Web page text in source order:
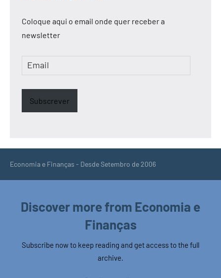
Coloque aqui o email onde quer receber a
newsletter
Email
Subscrever
Economia e Finanças - Desde Setembro de 2006
Discover more from Economia e
Finanças
Subscribe now to keep reading and get access to the full
archive.